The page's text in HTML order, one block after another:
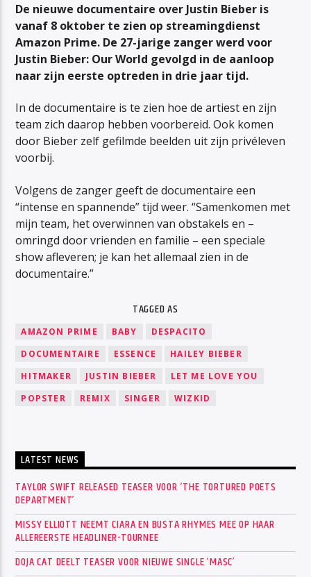
De nieuwe documentaire over Justin Bieber is
vanaf 8 oktober te zien op streamingdienst
Amazon Prime. De 27-jarige zanger werd voor
Justin Bieber: Our World gevolgd in de aanloop
naar zijn eerste optreden in drie jaar tijd.
In de documentaire is te zien hoe de artiest en zijn
team zich daarop hebben voorbereid. Ook komen
door Bieber zelf gefilmde beelden uit zijn privéleven
voorbij.
Volgens de zanger geeft de documentaire een
“intense en spannende” tijd weer. “Samenkomen met
mijn team, het overwinnen van obstakels en –
omringd door vrienden en familie – een speciale
show afleveren; je kan het allemaal zien in de
documentaire.”
TAGGED AS
AMAZON PRIME BABY
DESPACITO
DOCUMENTAIRE
ESSENCE
HAILEY BIEBER
HITMAKER
JUSTIN BIEBER
LET ME LOVE YOU
POPSTER
REMIX SINGER WIZKID
LATEST NEWS
TAYLOR SWIFT RELEASED TEASER VOOR ‘THE TORTURED POETS
DEPARTMENT’
MISSY ELLIOTT NEEMT CIARA EN BUSTA RHYMES MEE OP HAAR
ALLEREERSTE HEADLINER-TOURNEE
DOJA CAT DEELT TEASER VOOR NIEUWE SINGLE ‘MASC’